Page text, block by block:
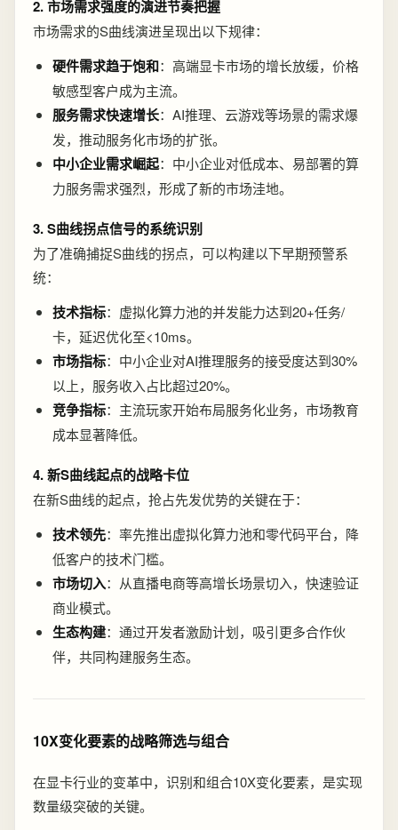
2. 市场需求强度的演进节奏把握
市场需求的S曲线演进呈现出以下规律：
硬件需求趋于饱和：高端显卡市场的增长放缓，价格
敏感型客户成为主流。
服务需求快速增长：AI推理、云游戏等场景的需求爆
发，推动服务化市场的扩张。
中小企业需求崛起：中小企业对低成本、易部署的算
力服务需求强烈，形成了新的市场洼地。
3. S曲线拐点信号的系统识别
为了准确捕捉S曲线的拐点，可以构建以下早期预警系
统：
技术指标：虚拟化算力池的并发能力达到20+任务/
卡，延迟优化至<10ms。
市场指标：中小企业对AI推理服务的接受度达到30%
以上，服务收入占比超过20%。
竞争指标：主流玩家开始布局服务化业务，市场教育
成本显著降低。
4. 新S曲线起点的战略卡位
在新S曲线的起点，抢占先发优势的关键在于：
技术领先：率先推出虚拟化算力池和零代码平台，降
低客户的技术门槛。
市场切入：从直播电商等高增长场景切入，快速验证
商业模式。
生态构建：通过开发者激励计划，吸引更多合作伙
伴，共同构建服务生态。
10X变化要素的战略筛选与组合
在显卡行业的变革中，识别和组合10X变化要素，是实现
数量级突破的关键。